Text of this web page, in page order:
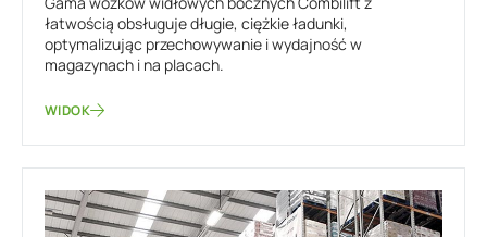
łatwością obsługuje długie, ciężkie ładunki,
optymalizując przechowywanie i wydajność w
magazynach i na placach.
WIDOK